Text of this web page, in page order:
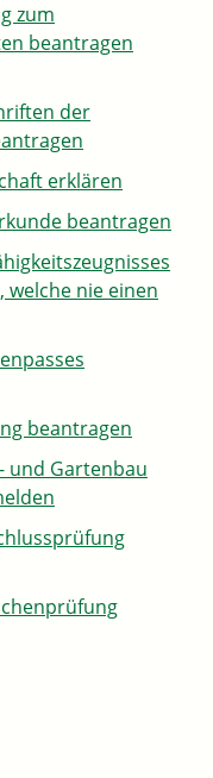
zum
beantragen
der
erklären
beantragen
nie einen
beantragen
und Gartenbau